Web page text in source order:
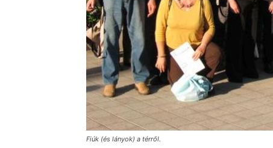
Fiúk (és lányok) a térről.